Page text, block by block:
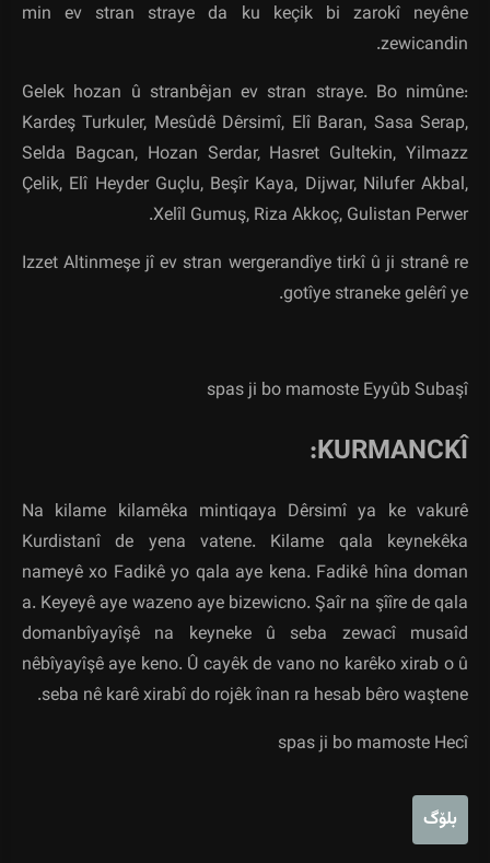
min ev stran straye da ku keçik bi zarokî neyêne
zewicandin.
Gelek hozan û stranbêjan ev stran straye. Bo nimûne:
Kardeş Turkuler, Mesûdê Dêrsimî, Elî Baran, Sasa Serap,
Selda Bagcan, Hozan Serdar, Hasret Gultekin, Yilmazz
Çelik, Elî Heyder Guçlu, Beşîr Kaya, Dijwar, Nilufer Akbal,
Xelîl Gumuş, Riza Akkoç, Gulistan Perwer.
Izzet Altinmeşe jî ev stran wergerandîye tirkî û ji stranê re
gotîye straneke gelêrî ye.
spas ji bo mamoste Eyyûb Subaşî
KURMANCKÎ:
Na kilame kilamêka mintiqaya Dêrsimî ya ke vakurê
Kurdistanî de yena vatene. Kilame qala keynekêka
nameyê xo Fadikê yo qala aye kena. Fadikê hîna doman
a. Keyeyê aye wazeno aye bizewicno. Şaîr na şîîre de qala
domanbîyayîşê na keyneke û seba zewacî musaîd
nêbîyayîşê aye keno. Û cayêk de vano no karêko xirab o û
seba nê karê xirabî do rojêk înan ra hesab bêro waştene.
spas ji bo mamoste Hecî
بلۆگ